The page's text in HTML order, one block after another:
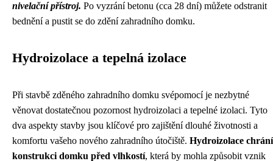
nivelační přístroj. Po vyzrání betonu (cca 28 dní) můžete odstranit
bednění a pustit se do zdění zahradního domku.
Hydroizolace a tepelná izolace
Při stavbě zděného zahradního domku svépomocí je nezbytné
věnovat dostatečnou pozornost hydroizolaci a tepelné izolaci. Tyto
dva aspekty stavby jsou klíčové pro zajištění dlouhé životnosti a
komfortu vašeho nového zahradního útočiště. Hydroizolace chrání
konstrukci domku před vlhkostí, která by mohla způsobit vznik